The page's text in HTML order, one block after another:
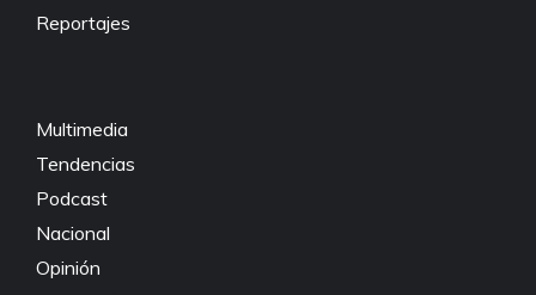
Reportajes
Multimedia
Tendencias
Podcast
Nacional
Opinión